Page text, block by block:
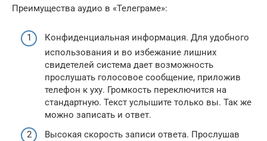
Преимущества аудио в «Телеграме»:
Конфиденциальная информация. Для удобного
использования и во избежание лишних
свидетелей система дает возможность
прослушать голосовое сообщение, приложив
телефон к уху. Громкость переключится на
стандартную. Текст услышите только вы. Так же
можно записать и ответ.
Высокая скорость записи ответа. Прослушав